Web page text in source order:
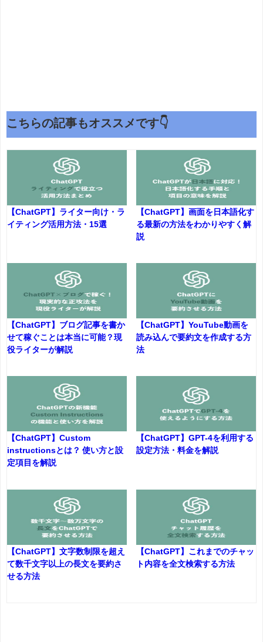
こちらの記事もオススメです👇
【ChatGPT】ライター向け・ラ
イティング活用方法・15選
【ChatGPT】画面を日本語化す
る最新の方法をわかりやすく解
説
【ChatGPT】ブログ記事を書か
せて稼ぐことは本当に可能？現
役ライターが解説
【ChatGPT】YouTube動画を
読み込んで要約文を作成する方
法
【ChatGPT】Custom
instructionsとは？ 使い方と設
定項目を解説
【ChatGPT】GPT-4を利用する
設定方法・料金を解説
【ChatGPT】文字数制限を超え
て数千文字以上の長文を要約さ
せる方法
【ChatGPT】これまでのチャッ
ト内容を全文検索する方法